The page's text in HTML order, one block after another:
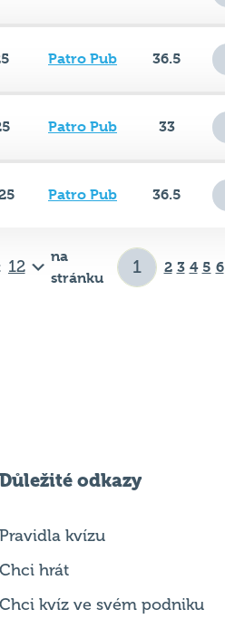
Patro Pub 36.5
Patro Pub 33
Patro Pub 36.5
na
stránku
2 3 4 5 6
Důležité odkazy
Pravidla kvízu
Chci hrát
Chci kvíz ve svém podniku